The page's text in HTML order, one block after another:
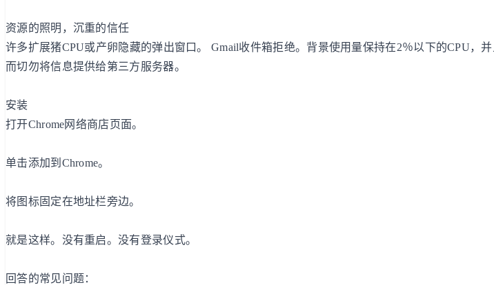
资源的照明，沉重的信任
许多扩展猪CPU或产卵隐藏的弹出窗口。 Gmail收件箱拒绝。背景使用量保持在2％以下的CPU，
而切勿将信息提供给第三方服务器。
安装
打开Chrome网络商店页面。
单击添加到Chrome。
将图标固定在地址栏旁边。
就是这样。没有重启。没有登录仪式。
回答的常见问题：